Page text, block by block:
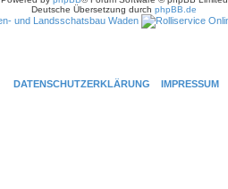
Deutsche Übersetzung durch phpBB.de
DATENSCHUTZERKLÄRUNG IMPRESSUM